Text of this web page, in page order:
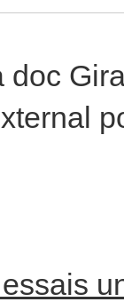
doc